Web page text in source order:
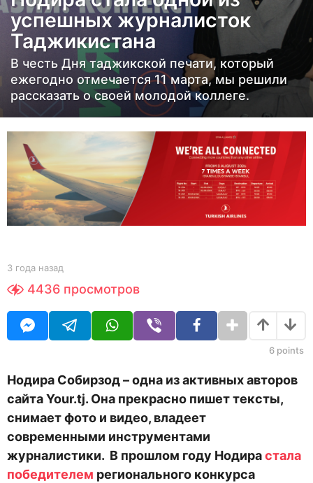
н
а
з
а
д
г
д
а
н
а
а
д
успешных журналисток
Таджикистана
В честь Дня таджикской печати, который
ежегодно отмечается 11 марта, мы решили
рассказать о своей молодой коллеге.
b
e
d
t
3 года назад
о
а
н
а
д
4436 просмотров
6 points
Нодира Собирзод – одна из активных авторов
сайта Your.tj. Она прекрасно пишет тексты,
снимает фото и видео, владеет
современными инструментами
журналистики. В прошлом году Нодирастала
победителем регионального конкурса